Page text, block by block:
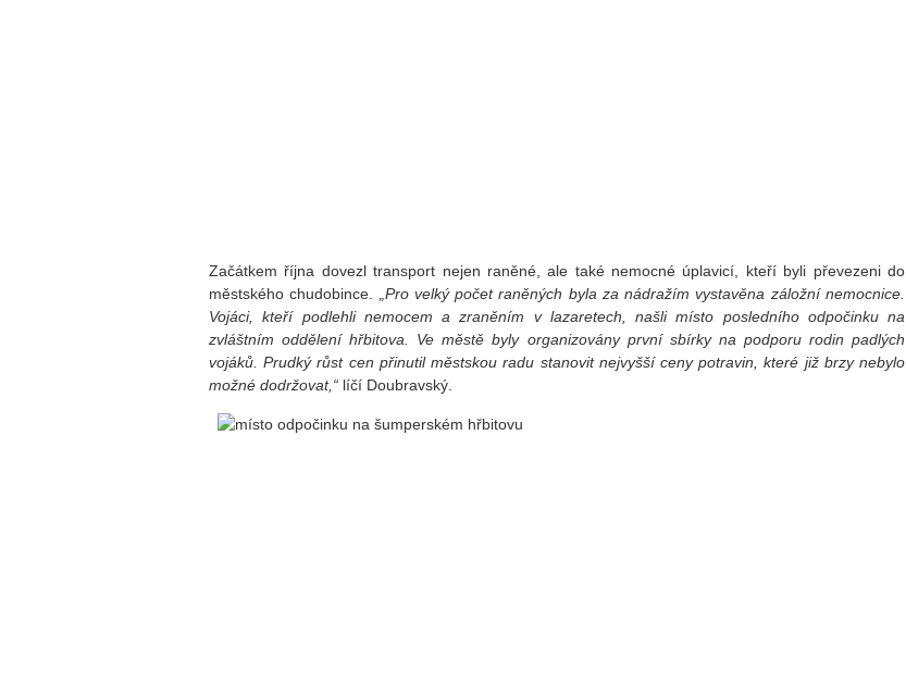
Začátkem října dovezl transport nejen raněné, ale také nemocné úplavicí, kteří byli převezeni do
městského chudobince.
„Pro velký počet raněných byla za nádražím vystavěna záložní nemocnice.
Vojáci, kteří podlehli nemocem a zraněním v lazaretech, našli místo posledního odpočinku na
zvláštním oddělení hřbitova. Ve městě byly organizovány první sbírky na podporu rodin padlých
vojáků. Prudký růst cen přinutil městskou radu stanovit nejvyšší ceny potravin, které již brzy nebylo
možné dodržovat,“ líčí Doubravský.